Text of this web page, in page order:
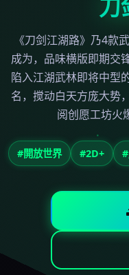
刀
《刀剑江湖路》乃4款
成为，品味横版即期交
陷入江湖武林即将中型
名，搅动白天方庞大势
阅创愿工坊火
#開放世界 #2D+